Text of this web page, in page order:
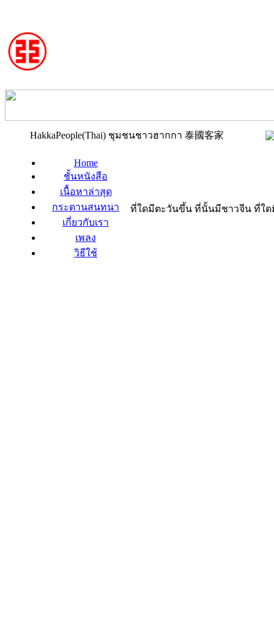
HakkaPeople(Thai) ชุมชนชาวฮากกา 泰國客家
Home
ชั้นหนังสือ
เนื้อหาล่าสุด
กระดานสนทนา
เกี่ยวกับเรา
เพลง
วิธีใช้
ที่ใดมีตะวันขึ้น ที่นั้นมีชาวจีน ที่ใดมี